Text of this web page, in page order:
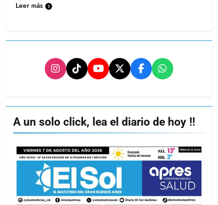
Leer más
A un solo click, lea el diario de hoy !!